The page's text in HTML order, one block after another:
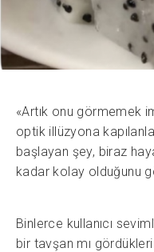
«Artık onu görmemek
optik illüzyona
başlayan şey, biraz
kadar kolay olduğunu
Binlerce kullanıcı
bir tavşan mı